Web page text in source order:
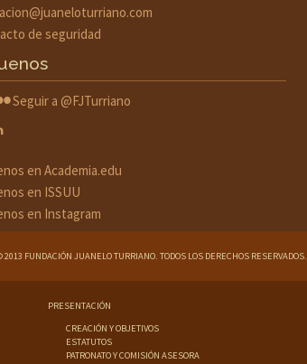
de seguridad
Seguir a @FJTurriano
en Academia.edu
en ISSUU
en Instagram
2013 FUNDACIÓN JUANELO TURRIANO. TODOS LOS DERECHOS RESERVADOS.
PRESENTACIÓN
CREACIÓN Y OBJETIVOS
ESTATUTOS
PATRONATO Y COMISIÓN ASESORA